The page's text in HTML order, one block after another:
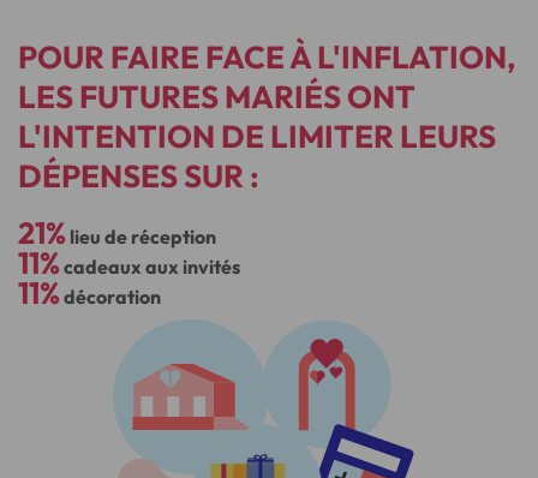
POUR FAIRE FACE À L'INFLATION,
LES FUTURES MARIÉS ONT
L'INTENTION DE LIMITER LEURS
DÉPENSES SUR :
21% lieu de réception
11%cadeaux aux invités
11%décoration